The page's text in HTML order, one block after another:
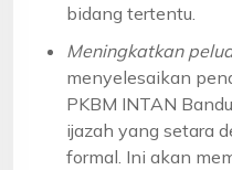
bidang tertentu.
Meningkatkan
menyelesaikan
PKBM INTAN
ijazah yang setara
formal. Ini akan